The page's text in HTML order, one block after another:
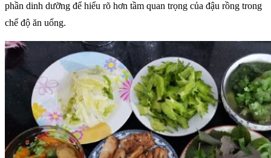
phần dinh dưỡng để hiểu rõ hơn tầm quan trọng của đậu rồng trong
chế độ ăn uống.